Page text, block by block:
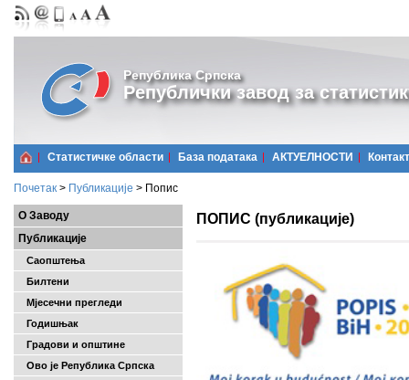
Република Српска
Републички завод за
Статистичке области Базa података АКТУЕЛНОСТИ Контакт
Почетак > Публикације > Попис
О Заводу
Публикације
Саопштења
Билтени
Мјесечни прегледи
Годишњак
Градови и општине
Ово је Република Српска
ПОПИС (публикације)